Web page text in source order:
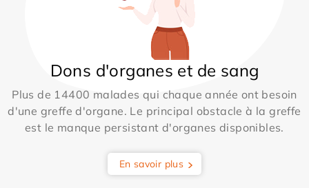
Dons d'organes et de sang
Plus de 14400 malades qui chaque année ont besoin
d'une greffe d'organe. Le principal obstacle à la greffe
est le manque persistant d'organes disponibles.
En savoir plus